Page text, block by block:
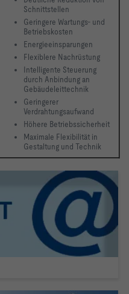
Schnittstellen
Geringere Wartungs- und
Betriebskosten
Energieeinsparungen
Flexiblere Nachrüstung
Intelligente Steuerung
durch Anbindung an
Gebäudeleittechnik
Geringerer
Verdrahtungsaufwand
Höhere Betriebssicherheit
Maximale Flexibilität in
Gestaltung und Technik